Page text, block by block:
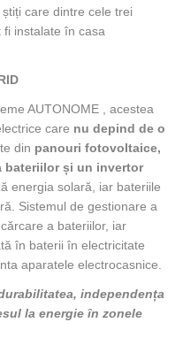
știți care dintre cele trei
instalate în casa
AUTONOME , acestea
care nu depind de o
din panouri fotovoltaice,
bateriilor și un invertor
energia solară, iar bateriile
Sistemul de gestionare a
a bateriilor, iar
în baterii în electricitate
aparatele electrocasnice.
independența
la energie în zonele